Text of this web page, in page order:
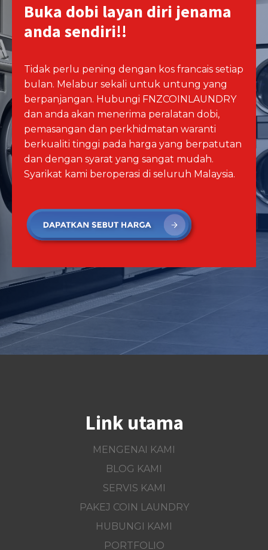
Buka dobi layan diri jenama
anda sendiri!!
Tidak perlu pening dengan kos francais setiap
bulan. Melabur sekali untuk untung yang
berpanjangan. Hubungi FNZCOINLAUNDRY
dan anda akan menerima peralatan dobi,
pemasangan dan perkhidmatan waranti
berkualiti tinggi pada harga yang berpatutan
dan dengan syarat yang sangat mudah.
Syarikat kami beroperasi di seluruh Malaysia.
Link utama
MENGENAI KAMI
BLOG KAMI
SERVIS KAMI
PAKEJ COIN LAUNDRY
HUBUNGI KAMI
PORTFOLIO